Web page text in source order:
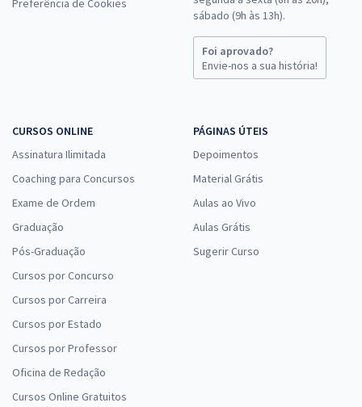
Preferência de Cookies
sábado (9h às 13h).
Foi aprovado?
Envie-nos a sua história!
CURSOS ONLINE
Assinatura Ilimitada
Coaching para Concursos
Exame de Ordem
Graduação
Pós-Graduação
Cursos por Concurso
Cursos por Carreira
Cursos por Estado
Cursos por Professor
Oficina de Redação
Cursos Online Gratuitos
PÁGINAS ÚTEIS
Depoimentos
Material Grátis
Aulas ao Vivo
Aulas Grátis
Sugerir Curso